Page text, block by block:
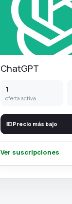
ChatGPT
1
oferta activa
💶 Precio más bajo
Ver suscripciones